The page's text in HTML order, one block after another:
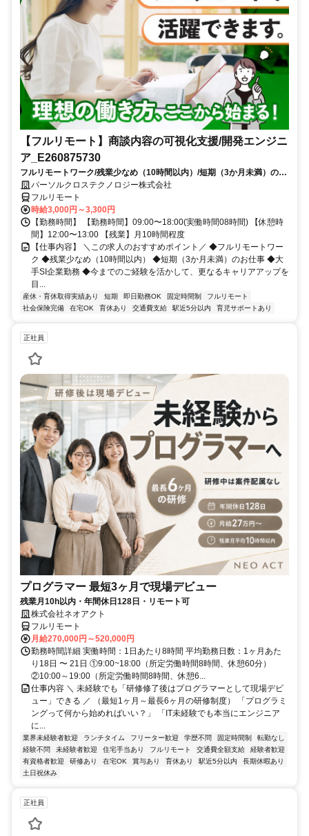
【フルリモート】商談内容の可視化支援/開発エンジニ
ア_E260875730
フルリモートワーク/残業少なめ（10時間以内）/短期（3か月未満）のお
仕事/大手SI企業勤務/今までのご経験を活かして、更なるキャリアアップ
を目指せます
パーソルクロステクノロジー株式会社
フルリモート
時給3,000円～3,300円
【勤務時間】 【勤務時間】09:00〜18:00(実働時間08時間) 【休憩時
間】12:00〜13:00 【残業】月10時間程度
【仕事内容】 ＼この求人のおすすめポイント／ ◆フルリモートワー
ク ◆残業少なめ（10時間以内） ◆短期（3か月未満）のお仕事 ◆大
手SI企業勤務 ◆今までのご経験を活かして、更なるキャリアアップを
目...
産休・育休取得実績あり 短期 即日勤務OK 固定時間制
フルリモート
社会保険完備
在宅OK 育休あり 交通費支給 駅近5分以内 育児サポートあり
正社員
プログラマー 最短3ヶ月で現場デビュー
残業月10h以内・年間休日128日・リモート可
株式会社ネオアクト
フルリモート
月給270,000円～520,000円
勤務時間詳細 実働時間：1日あたり8時間 平均勤務日数：1ヶ月あた
り18日 〜 21日 ①9:00~18:00（所定労働時間8時間、休憩60分）
②10:00～19:00（所定労働時間8時間、休憩6...
仕事内容 ＼ 未経験でも「研修修了後はプログラマーとして現場デビ
ュー」できる ／ （最短1ヶ月～最長6ヶ月の研修制度） 「プログラミ
ングって何から始めればいい？」 「IT未経験でも本当にエンジニア
に...
業界未経験者歓迎 ランチタイム フリーター歓迎 学歴不問 固定時間制
転勤なし
経験不問
未経験者歓迎 住宅手当あり フルリモート 交通費全額支給
経験者歓迎
有資格者歓迎
研修あり 在宅OK 賞与あり 育休あり 駅近5分以内
長期休暇あり
土日祝休み
正社員